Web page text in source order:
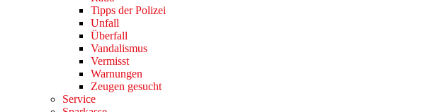
Tipps der Polizei
Unfall
Überfall
Vandalismus
Vermisst
Warnungen
Zeugen gesucht
Service